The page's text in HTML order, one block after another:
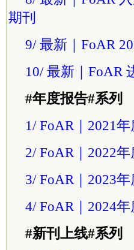
期刊
9/ 最新｜FoAR
10/ 最新｜FoAR
#年度报告#系列
1/ FoAR｜2021
2/ FoAR｜2022
3/ FoAR｜2023
4/ FoAR｜2024
#新刊上线#系列